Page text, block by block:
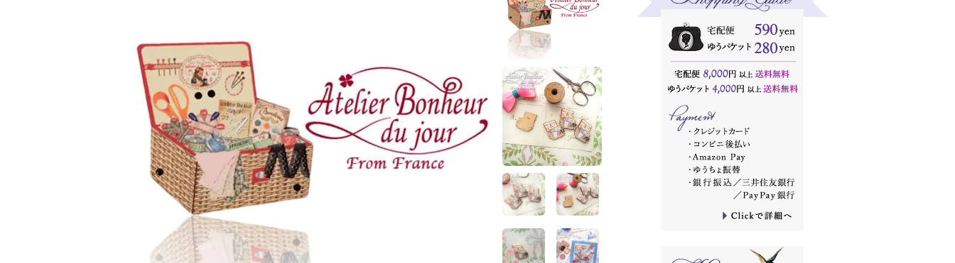
手芸用品 ハンドメイド 素材
スクラップブッキング
ホーム
>
ガーリー 雑貨
>
森ガール 雑貨
> フランス 雑貨